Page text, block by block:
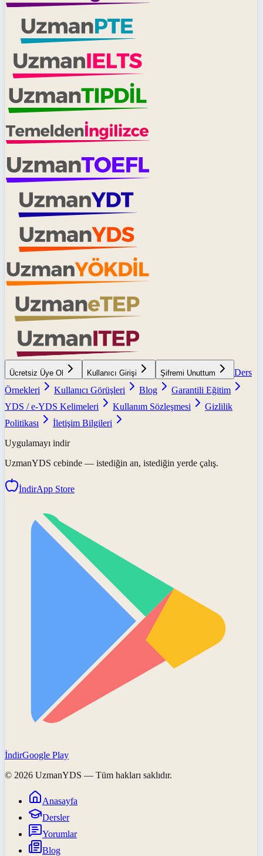
Ücretsiz Üye Ol Kullanıcı Girişi Şifremi Unuttum
Ders
Örnekleri
Kullanıcı Görüşleri Blog
Garantili Eğitim
YDS / e-YDS Kelimeleri
Kullanım Sözleşmesi
Gizlilik
Politikası
İletişim Bilgileri
Uygulamayı indir
UzmanYDS cebinde — istediğin an, istediğin yerde çalış.
İndirApp Store
İndirGoogle Play
© 2026 UzmanYDS — Tüm hakları saklıdır.
Anasayfa
Dersler
Yorumlar
Blog